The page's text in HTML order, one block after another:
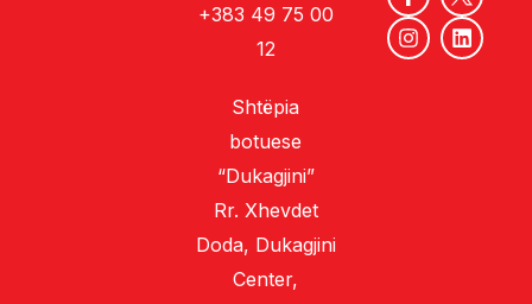
+383 49 75 00
12
Shtëpia
botuese
“Dukagjini”
Rr. Xhevdet
Doda, Dukagjini
Center,